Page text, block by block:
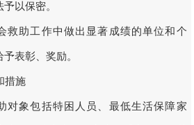
以保密。
救助工作中做出显著成绩的单位和个
表彰、奖励。
措施
对象包括特困人员、最低生活保障家